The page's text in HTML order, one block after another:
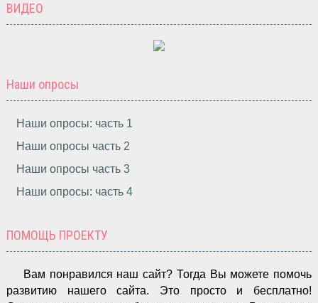
ВИДЕО
Наши опросы
Наши опросы: часть 1
Наши опросы часть 2
Наши опросы часть 3
Наши опросы: часть 4
ПОМОЩЬ ПРОЕКТУ
Вам понравился наш сайт? Тогда Вы можете помочь
развитию нашего сайта. Это просто и бесплатно!